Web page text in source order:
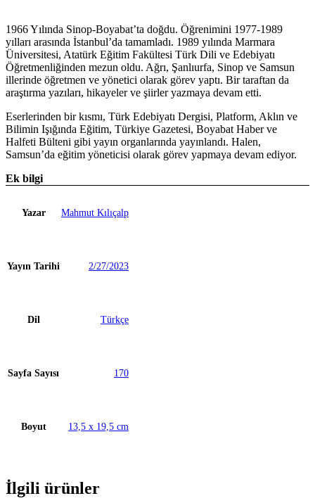
1966 Yılında Sinop-Boyabat’ta doğdu. Öğrenimini 1977-1989
yılları arasında İstanbul’da tamamladı. 1989 yılında Marmara
Üniversitesi, Atatürk Eğitim Fakültesi Türk Dili ve Edebiyatı
Öğretmenliğinden mezun oldu. Ağrı, Şanlıurfa, Sinop ve Samsun
illerinde öğretmen ve yönetici olarak görev yaptı. Bir taraftan da
araştırma yazıları, hikayeler ve şiirler yazmaya devam etti.
Eserlerinden bir kısmı, Türk Edebiyatı Dergisi, Platform, Aklın ve
Bilimin Işığında Eğitim, Türkiye Gazetesi, Boyabat Haber ve
Halfeti Bülteni gibi yayın organlarında yayınlandı. Halen,
Samsun’da eğitim yöneticisi olarak görev yapmaya devam ediyor.
Ek bilgi
Yazar Mahmut Kılıçalp
Yayın Tarihi 2/27/2023
Dil Türkçe
Sayfa Sayısı 170
Boyut 13,5 x 19,5 cm
İlgili ürünler